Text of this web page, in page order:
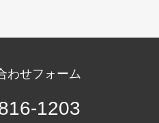
わせフォーム
1203